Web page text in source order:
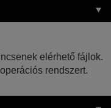
elérhető fájlok.
rendszert.